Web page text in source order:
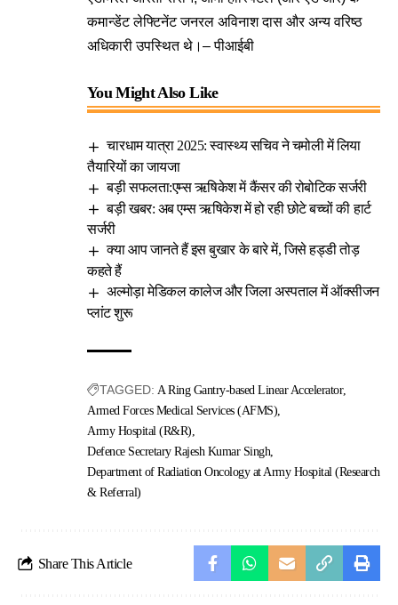
कमान्डेंट लेफ्टिनेंट जनरल अविनाश दास और अन्य वरिष्ठ
अधिकारी उपस्थित थे। – पीआईबी
You Might Also Like
चारधाम यात्रा 2025: स्वास्थ्य सचिव ने चमोली में लिया
तैयारियों का जायजा
बड़ी सफलता:एम्स ऋषिकेश में कैंसर की रोबोटिक सर्जरी
बड़ी खबर: अब एम्स ऋषिकेश में हो रही छोटे बच्चों की हार्ट
सर्जरी
क्या आप जानते हैं इस बुखार के बारे में, जिसे हड्डी तोड़
कहते हैं
अल्मोड़ा मेडिकल कालेज और जिला अस्पताल में ऑक्सीजन
प्लांट शुरू
TAGGED: A Ring Gantry-based Linear Accelerator
Armed Forces Medical Services (AFMS)
Army Hospital (R&R)
Defence Secretary Rajesh Kumar Singh
Department of Radiation Oncology at Army Hospital (Research
& Referral)
Share This Article